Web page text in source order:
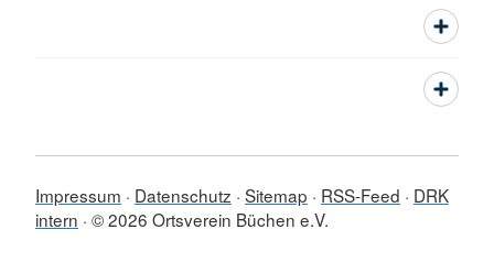
Impressum Datenschutz Sitemap RSS-Feed
DRK
intern © 2026 Ortsverein Büchen e.V.